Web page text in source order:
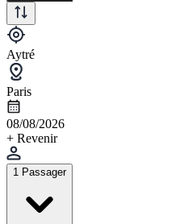
Aytré
Paris
08/08/2026
+ Revenir
1 Passager